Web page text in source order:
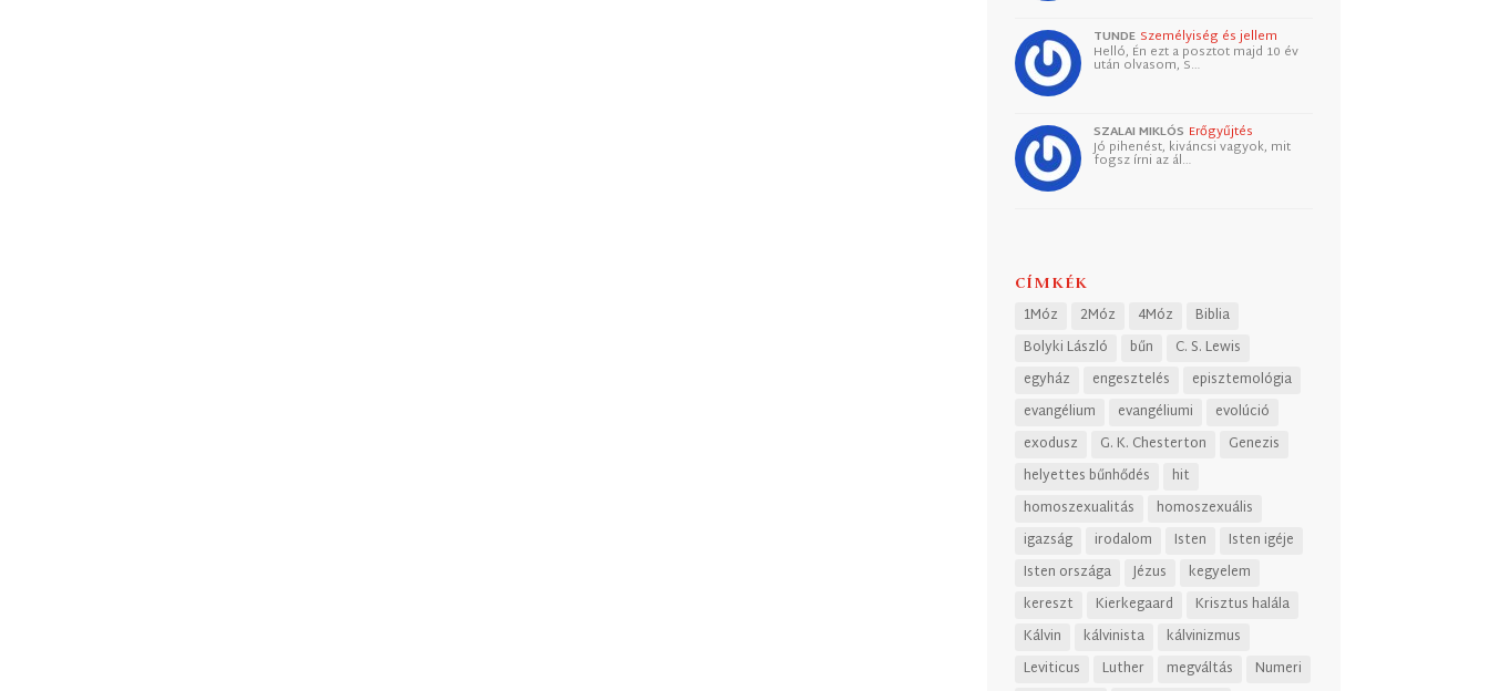
TUNDE Személyiség és jellem
Helló, Én ezt a posztot majd 10 év
után olvasom, S…
SZALAI MIKLÓS Erőgyűjtés
Jó pihenést, kiváncsi vagyok, mit
fogsz írni az ál…
CÍMKÉK
1Móz 2Móz 4Móz
Biblia
Bolyki László
bűn
C. S. Lewis
egyház
engesztelés
episztemológia
evangélium
evangéliumi
evolúció
exodusz
G. K. Chesterton
Genezis
helyettes bűnhődés
hit
homoszexualitás
homoszexuális
igazság
irodalom Isten
Isten igéje
Isten országa
Jézus
kegyelem
kereszt
Kierkegaard
Krisztus halála
Kálvin
kálvinista
kálvinizmus
Leviticus
Luther megváltás
Numeri